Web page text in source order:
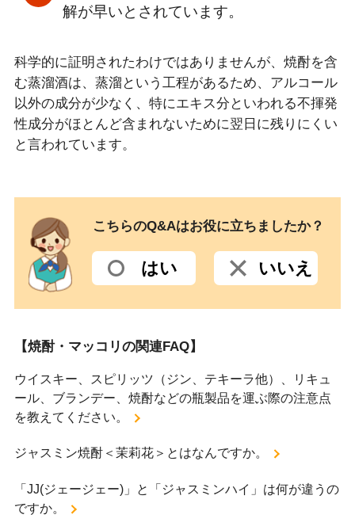
解が早いとされています。
科学的に証明されたわけではありませんが、焼酎を含
む蒸溜酒は、蒸溜という工程があるため、アルコール
以外の成分が少なく、特にエキス分といわれる不揮発
性成分がほとんど含まれないために翌日に残りにくい
と言われています。
こちらのQ&Aはお役に立ちましたか？
はい いいえ
【焼酎・マッコリの関連FAQ】
ウイスキー、スピリッツ（ジン、テキーラ他）、リキュ
ール、ブランデー、焼酎などの瓶製品を運ぶ際の注意点
を教えてください。
ジャスミン焼酎＜茉莉花＞とはなんですか。
「JJ(ジェージェー)」と「ジャスミンハイ」は何が違うの
ですか。